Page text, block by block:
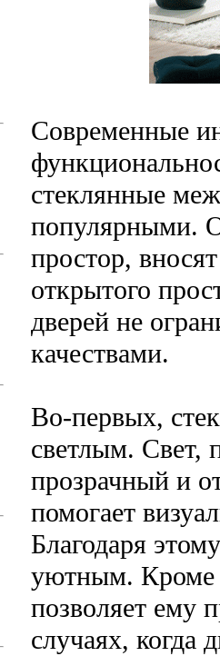
Современные
стеклянные
популярными.
простор,
открытого
дверей не
качествами.
Во-первых,
светлым. Свет,
прозрачный и
помогает
Благодаря
уютным. Кроме
позволяет ему
случаях, когда